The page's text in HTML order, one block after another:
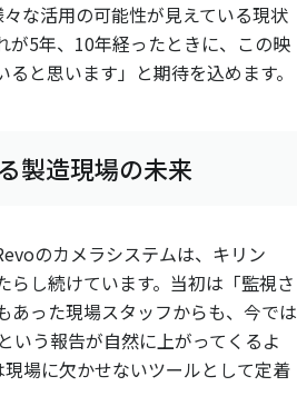
な活用の可能性が見えている現状
が5年、10年経ったときに、この映
と思います」と期待を込めます。
製造現場の未来
のカメラシステムは、キリン
らし続けています。当初は「監視さ
あった現場スタッフからも、今では
いう報告が自然に上がってくるよ
場に欠かせないツールとして定着